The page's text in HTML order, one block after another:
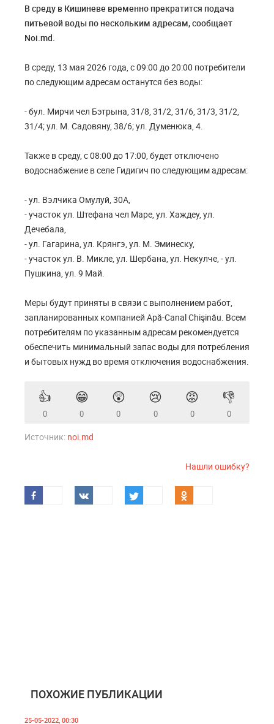
В среду в Кишиневе временно прекратится подача
питьевой воды по нескольким адресам, сообщает
Noi.md.
В среду, 13 мая 2026 года, с 09:00 до 20:00 потребители
по следующим адресам останутся без воды:
- бул. Мирчи чел Бэтрына, 31/8, 31/2, 31/6, 31/3, 31/2,
31/4; ул. М. Садовяну, 38/6; ул. Думенюка, 4.
Также в среду, с 08:00 до 17:00, будет отключено
водоснабжение в селе Гидигич по следующим адресам:
- ул. Вэлчика Омулуй, 30А,
- участок ул. Штефана чел Маре, ул. Хаждеу, ул.
Дечебала,
- ул. Гагарина, ул. Крянгэ, ул. М. Эминеску,
- участок ул. В. Микле, ул. Шербана, ул. Некулче, - ул.
Пушкина, ул. 9 Май.
Меры будут приняты в связи с выполнением работ,
запланированных компанией Apă-Canal Chişinău. Всем
потребителям по указанным адресам рекомендуется
обеспечить минимальный запас воды для потребления
и бытовых нужд во время отключения водоснабжения.
👍
0
😁
0
😲
0
😢
0
😡
0
👎
0
Источник: noi.md
Нашли ошибку?
ПОХОЖИЕ ПУБЛИКАЦИИ
25-05-2022, 00:30